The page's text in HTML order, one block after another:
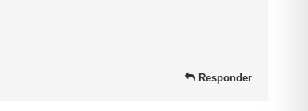
Responder